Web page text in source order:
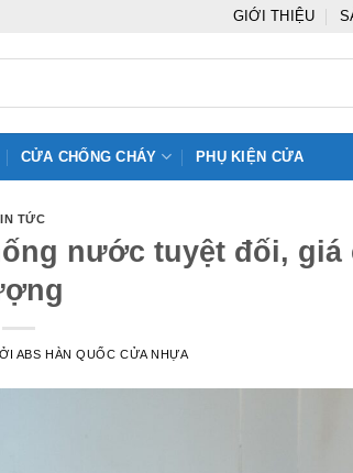
GIỚI THIỆU
CỬA CHỐNG CHÁY PHỤ KIỆN CỬA
TỨC
nước tuyệt đối, giá
ABS HÀN QUỐC CỬA NHỰA